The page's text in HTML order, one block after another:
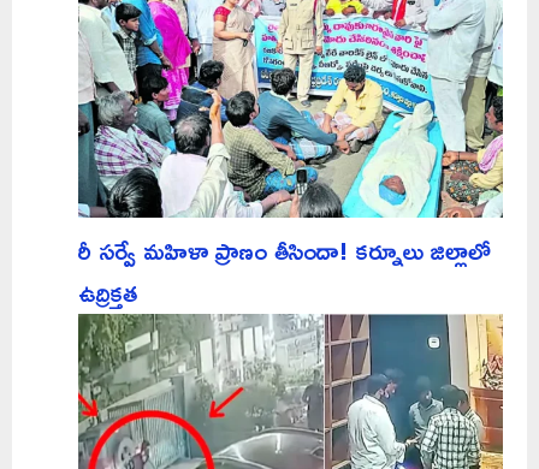
రీ సర్వే మహిళా ప్రాణం తీసిందా! కర్నూలు జిల్లాలో
ఉద్రిక్తత